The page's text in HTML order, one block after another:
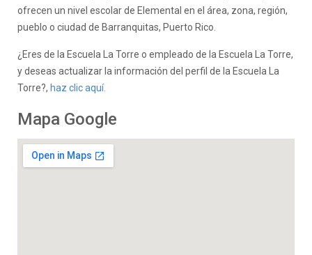
ofrecen un nivel escolar de Elemental en el área, zona, región,
pueblo o ciudad de Barranquitas, Puerto Rico.
¿Eres de la Escuela La Torre o empleado de la Escuela La Torre,
y deseas actualizar la información del perfil de la Escuela La
Torre?, haz clic aquí.
Mapa Google